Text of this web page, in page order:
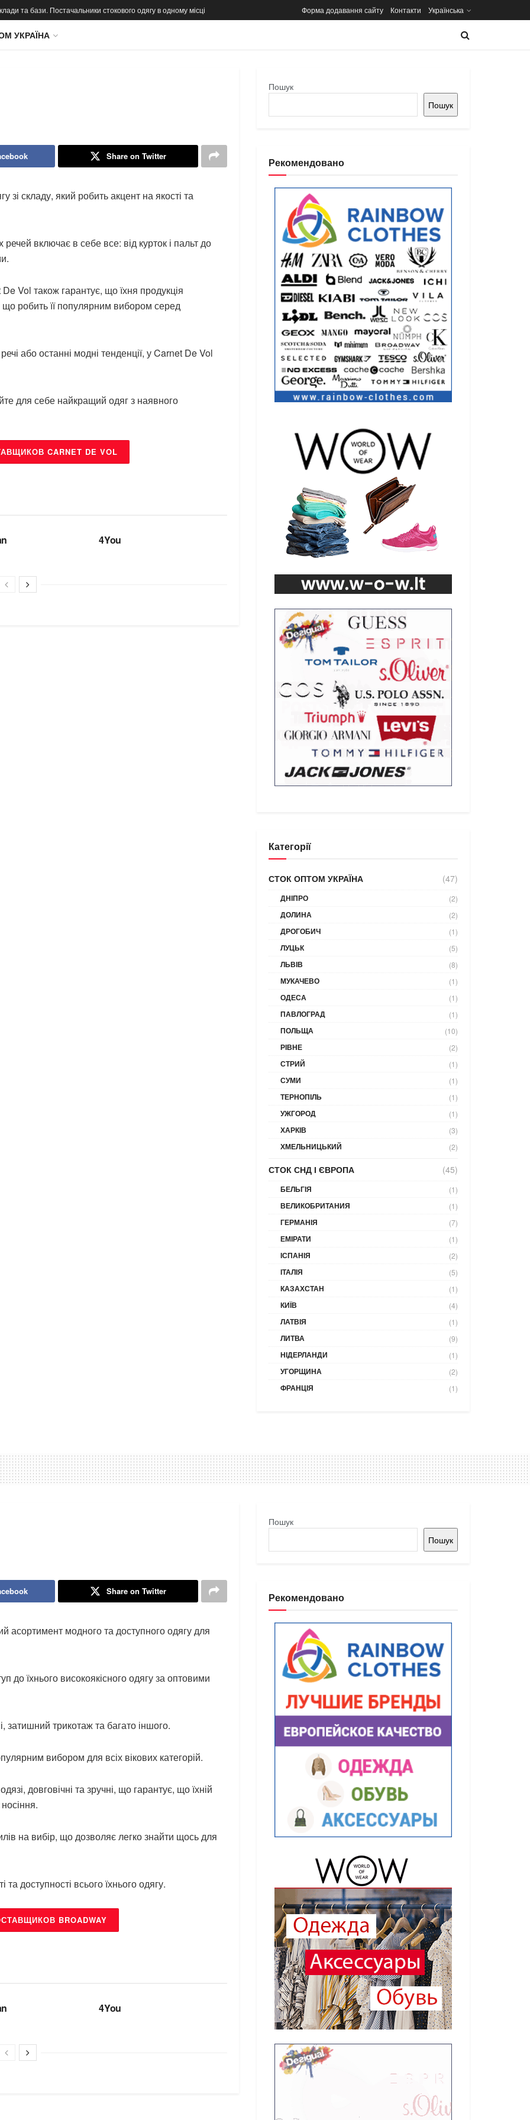
та бази. Постачальники стокового одягу в одному місці Форма додавання сайту Контакти Українська
УКРАЇНА
Share on Twitter
зі складу, який робить акцент на якості та
включає в себе все: від курток і пальт до
Vol також гарантує, що їхня продукція
робить її популярним вибором серед
або останні модні тенденції, у Carnet De Vol
для себе найкращий одяг з наявного
CARNET DE VOL
4You
Пошук
Пошук
Рекомендовано
Категорії
СТОК ОПТОМ УКРАЇНА (47)
ДНІПРО (2)
ДОЛИНА (2)
ДРОГОБИЧ (1)
ЛУЦЬК (5)
ЛЬВІВ (8)
МУКАЧЕВО (1)
ОДЕСА (1)
ПАВЛОГРАД (1)
ПОЛЬЩА (10)
РІВНЕ (2)
СТРИЙ (1)
СУМИ (1)
ТЕРНОПІЛЬ (1)
УЖГОРОД (1)
ХАРКІВ (3)
ХМЕЛЬНИЦЬКИЙ (2)
СТОК СНД І ЄВРОПА (45)
БЕЛЬГІЯ (1)
ВЕЛИКОБРИТАНИЯ (1)
ГЕРМАНІЯ (7)
ЕМІРАТИ (1)
ІСПАНІЯ (2)
ІТАЛІЯ (5)
КАЗАХСТАН (1)
КИЇВ (4)
ЛАТВІЯ (1)
ЛИТВА (9)
НІДЕРЛАНДИ (1)
УГОРЩИНА (2)
ФРАНЦІЯ (1)
Share on Twitter
асортимент модного та доступного одягу для
до їхнього високоякісного одягу за оптовими
затишний трикотаж та багато іншого.
вибором для всіх вікових категорій.
довговічні та зручні, що гарантує, що їхній
на вибір, що дозволяє легко знайти щось для
доступності всього їхнього одягу.
BROADWAY
4You
Пошук
Пошук
Рекомендовано